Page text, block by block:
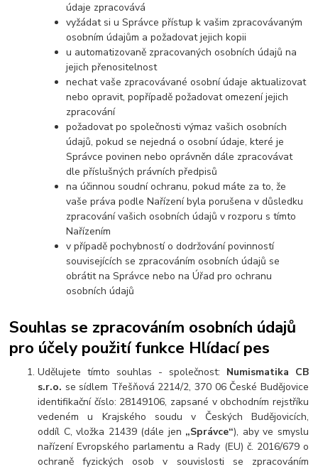
údaje zpracovává
vyžádat si u Správce přístup k vašim zpracovávaným
osobním údajům a požadovat jejich kopii
u automatizovaně zpracovaných osobních údajů na
jejich přenositelnost
nechat vaše zpracovávané osobní údaje aktualizovat
nebo opravit, popřípadě požadovat omezení jejich
zpracování
požadovat po společnosti výmaz vašich osobních
údajů, pokud se nejedná o osobní údaje, které je
Správce povinen nebo oprávněn dále zpracovávat
dle příslušných právních předpisů
na účinnou soudní ochranu, pokud máte za to, že
vaše práva podle Nařízení byla porušena v důsledku
zpracování vašich osobních údajů v rozporu s tímto
Nařízením
v případě pochybností o dodržování povinností
souvisejících se zpracováním osobních údajů se
obrátit na Správce nebo na Úřad pro ochranu
osobních údajů
Souhlas se zpracováním osobních údajů
pro účely použití funkce Hlídací pes
Udělujete tímto souhlas - společnost: Numismatika CB
s.r.o. se sídlem Třešňová 2214/2, 370 06 České Budějovice
identifikační číslo: 28149106, zapsané v obchodním rejstříku
vedeném u Krajského soudu v Českých Budějovicích,
oddíl C, vložka 21439 (dále jen „Správce“), aby ve smyslu
nařízení Evropského parlamentu a Rady (EU) č. 2016/679 o
ochraně fyzických osob v souvislosti se zpracováním